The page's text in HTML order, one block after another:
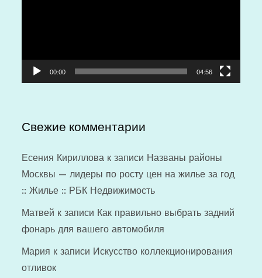
00:00 04:56
Свежие комментарии
Есения Кириллова к записи Названы районы
Москвы — лидеры по росту цен на жилье за год
:: Жилье :: РБК Недвижимость
Матвей к записи Как правильно выбрать задний
фонарь для вашего автомобиля
Мария к записи Искусство коллекционирования
отливок